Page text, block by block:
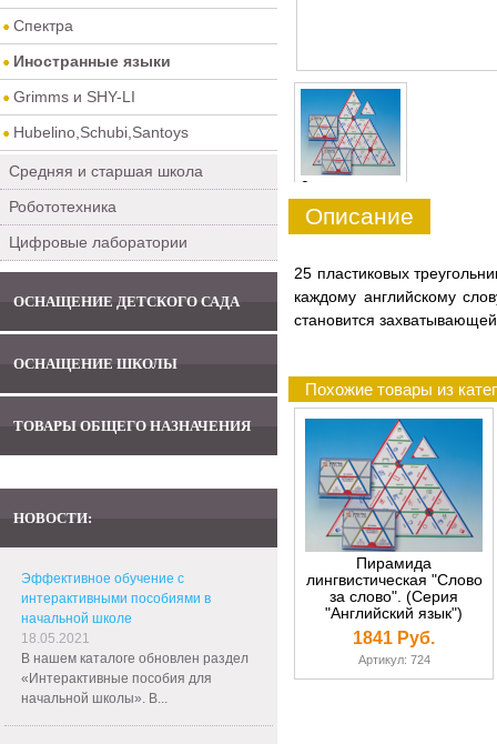
Спектра
Иностранные языки
Grimms и SHY-LI
Hubelino,Schubi,Santoys
Средняя и старшая школа
Робототехника
Цифровые лаборатории
ОСНАЩЕНИЕ ДЕТСКОГО САДА
ОСНАЩЕНИЕ ШКОЛЫ
ТОВАРЫ ОБЩЕГО НАЗНАЧЕНИЯ
НОВОСТИ:
Эффективное обучение с
интерактивными пособиями в
начальной школе
18.05.2021
В нашем каталоге обновлен раздел
«Интерактивные пособия для
начальной школы». В...
0
Описание
25 пластиковых
каждому английскому
становится
Похожие товары из
Пирамида
лингвистическая "Слово
за слово". (Серия
"Английский язык")
1841 Руб.
Артикул: 724